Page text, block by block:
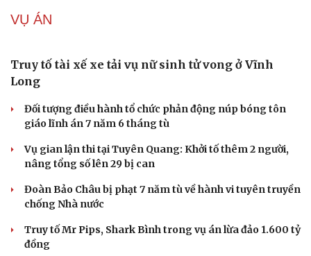
Cải chính
Bộ Công an đẩy mạnh việc tự động cập nhật, điều chỉnh
TIN NÓNG